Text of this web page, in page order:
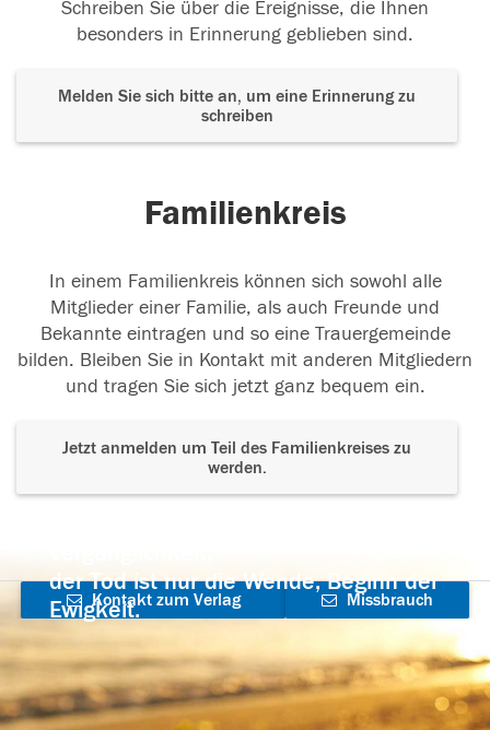
Schreiben Sie über die Ereignisse, die Ihnen
besonders in Erinnerung geblieben sind.
Melden Sie sich bitte an, um eine Erinnerung zu
schreiben
Familienkreis
In einem Familienkreis können sich sowohl alle
Mitglieder einer Familie, als auch Freunde und
Bekannte eintragen und so eine Trauergemeinde
bilden. Bleiben Sie in Kontakt mit anderen Mitgliedern
und tragen Sie sich jetzt ganz bequem ein.
Jetzt anmelden um Teil des Familienkreises zu
werden.
der Tod ist nur die Wende, Beginn der
Ewigkeit.
Kontakt zum Verlag
aufnehmen
Missbrauch